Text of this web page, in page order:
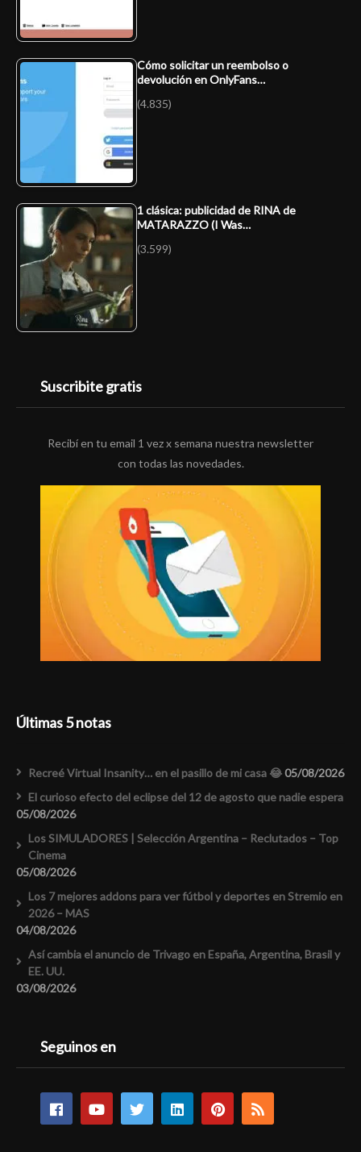
Cómo solicitar un reembolso o
devolución en OnlyFans…
(4.835)
1 clásica: publicidad de RINA de
MATARAZZO (I Was…
(3.599)
Suscribite gratis
Recibí en tu email 1 vez x semana nuestra newsletter
con todas las novedades.
Últimas 5 notas
Recreé Virtual Insanity… en el pasillo de mi casa 😂05/08/2026
El curioso efecto del eclipse del 12 de agosto que nadie espera
05/08/2026
Los SIMULADORES | Selección Argentina – Reclutados – Top
Cinema
05/08/2026
Los 7 mejores addons para ver fútbol y deportes en Stremio en
2026 – MAS
04/08/2026
Así cambia el anuncio de Trivago en España, Argentina, Brasil y
EE. UU.
03/08/2026
Seguinos en